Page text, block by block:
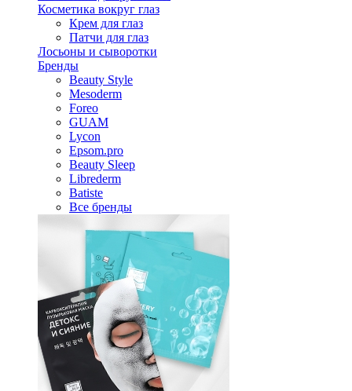
Косметика вокруг глаз
Крем для глаз
Патчи для глаз
Лосьоны и сыворотки
Бренды
Beauty Style
Mesoderm
Foreo
GUAM
Lycon
Epsom.pro
Beauty Sleep
Librederm
Batiste
Все бренды